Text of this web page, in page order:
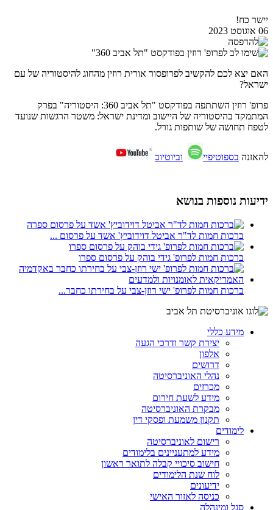
יישר כח!
06 אוגוסט 2023
האם יצא לכם להקשיב לפרופסור אורית רוזין מהחוג להיסטוריה של עם
ישראל?
פרופ' רוזין השתתפה בפודקסט "תל אביב 360: היסטוריה" בפרק
המתמקד בהיסטוריה של היישוב ומדינת ישראל: משטר הרגשות שנועד
לטפח תחושה של שותפות גורל.
להאזנה בספוטיפיי וביוטיוב
ידיעות נוספות בנושא
ברכות חמות לד"ר אביטל דוידוביץ' אשד על פרסום ...
ברכות חמות לפרופ' גידי בוהק על פרסום ספרו
ברכות חמות לפרופ' ישי רוזן-צבי על בחירתו כחבר...
מידע כללי
יצירת קשר ודרכי הגעה
אלפון
דרושים
נהלי האוניברסיטה
מכרזים
מידע לשעת חירום
מבקרת האוניברסיטה
תקנון משמעת ופסקי דין
לימודים
רישום לאוניברסיטה
מידע למתעניינים בלימודים
חישוב סיכויי קבלה לתואר ראשון
לוח שנת הלימודים
ידיעונים
כניסה לאזור האישי
סגל ומינהלה